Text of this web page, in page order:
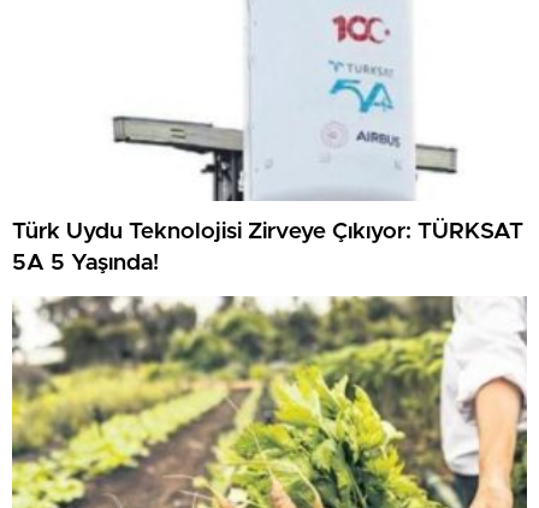
Türk Uydu Teknolojisi Zirveye Çıkıyor: TÜRKSAT
5A 5 Yaşında!